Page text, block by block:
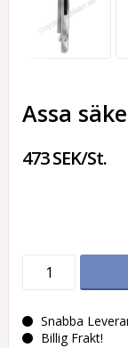
Assa
473 SEK/St.
Snabba
Billig Frakt!